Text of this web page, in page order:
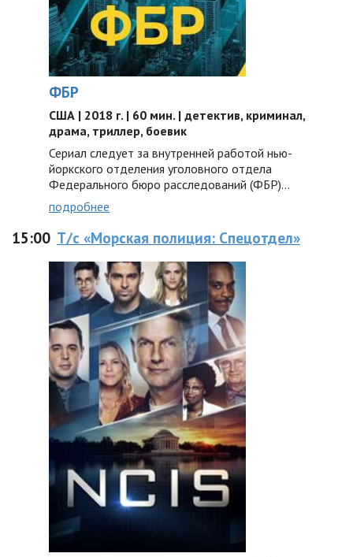
ФБР
США | 2018 г. | 60 мин. | детектив, криминал,
драма, триллер, боевик
Сериал следует за внутренней работой нью-
йоркского отделения уголовного отдела
Федерального бюро расследований (ФБР)...
подробнее
15:00 Т/с «Морская полиция: Спецотдел»